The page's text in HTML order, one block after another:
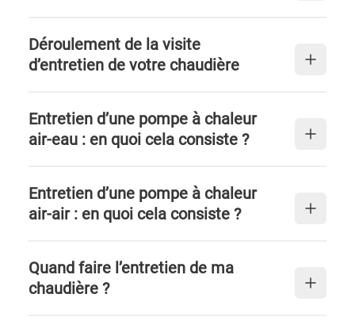
Déroulement de la visite
d’entretien de votre chaudière
Entretien d’une pompe à chaleur
air-eau : en quoi cela consiste ?
Entretien d’une pompe à chaleur
air-air : en quoi cela consiste ?
Quand faire l’entretien de ma
chaudière ?